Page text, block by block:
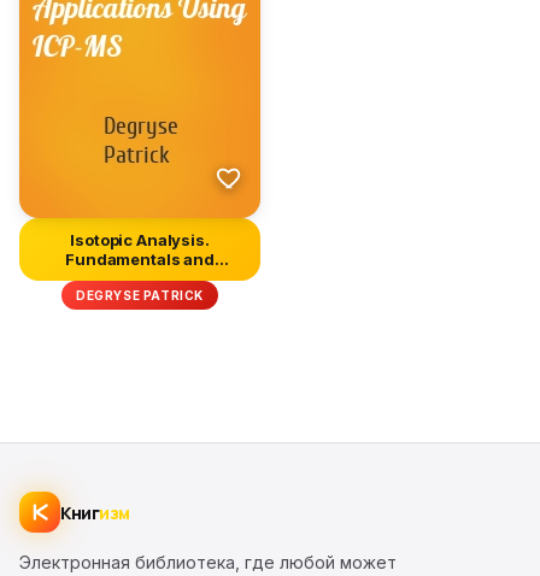
Isotopic Analysis.
Fundamentals and
Applications U...
DEGRYSE PATRICK
Книгизм
Электронная библиотека, где любой может